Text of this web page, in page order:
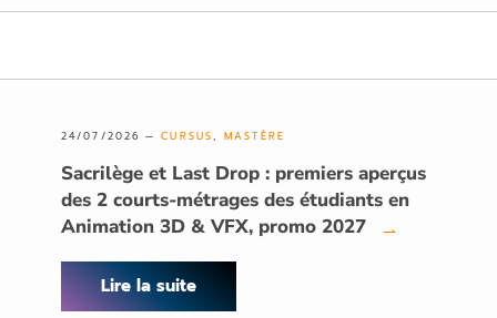
24/07/2026 —CURSUS,MASTÈRE
Sacrilège et Last Drop : premiers aperçus
des 2 courts-métrages des étudiants en
Animation 3D & VFX, promo 2027
→
Lire la suite